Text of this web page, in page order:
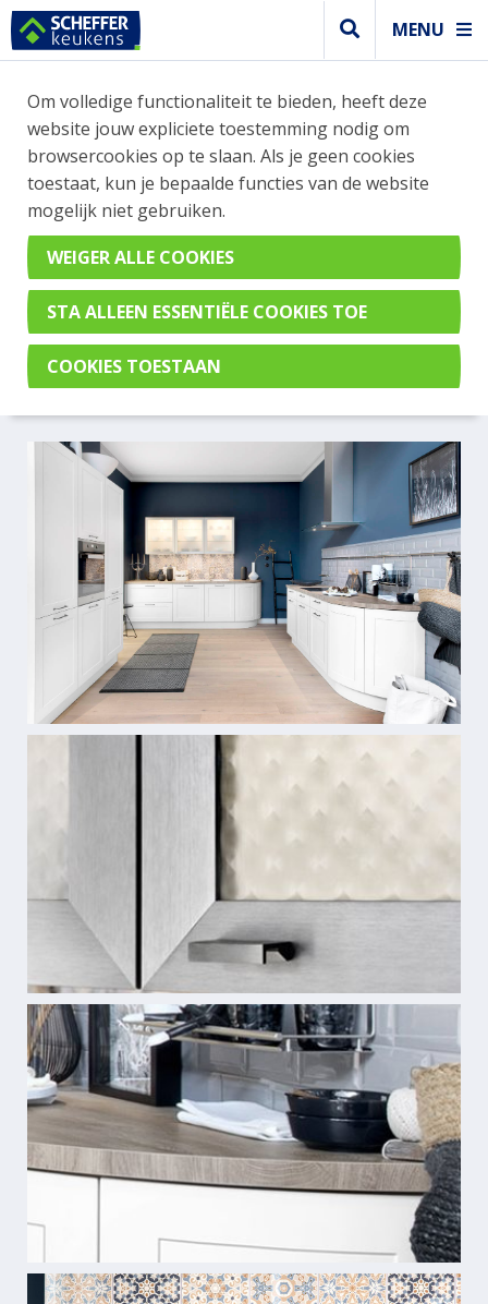
MENU
Modern keuken
MODERNE WITTE KEUKEN
MET KEUKENKAST MET
KADERRAND EN GEBRUIK
MAKEND VAN ROND
AFLOPENDE HOEKEN
Roma Wit
Om volledige functionaliteit te bieden, heeft deze
website jouw expliciete toestemming nodig om
browsercookies op te slaan. Als je geen cookies
toestaat, kun je bepaalde functies van de website
mogelijk niet gebruiken.